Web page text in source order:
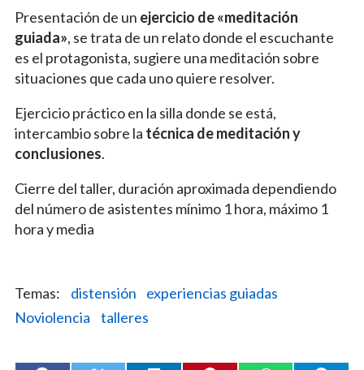
Presentación de un ejercicio de «meditación
guiada», se trata de un relato donde el escuchante
es el protagonista, sugiere una meditación sobre
situaciones que cada uno quiere resolver.
Ejercicio práctico en la silla donde se está,
intercambio sobre la técnica de meditación y
conclusiones.
Cierre del taller, duración aproximada dependiendo
del número de asistentes mínimo 1 hora, máximo 1
hora y media
distensión
experiencias guiadas
Noviolencia
talleres